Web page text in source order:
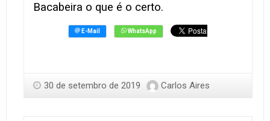
Bacabeira o que é o certo.
30 de setembro de 2019 Carlos Aires